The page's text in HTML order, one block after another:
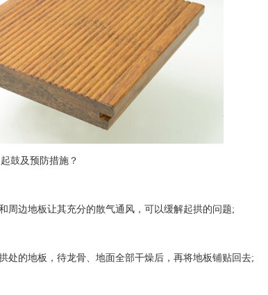
及预防措施？
边地板让其充分的散气通风，可以缓解起拱的问题;
的地板，待龙骨、地面全部干燥后，再将地板铺贴回去;